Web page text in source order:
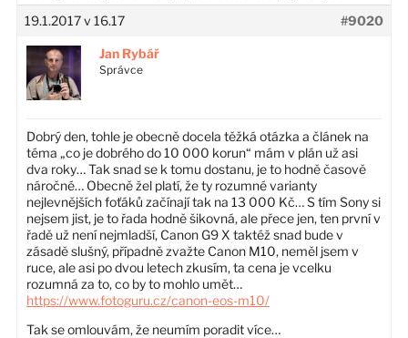
19.1.2017 v 16.17
#9020
Jan Rybář
Správce
Dobrý den, tohle je obecně docela těžká otázka a článek na
téma „co je dobrého do 10 000 korun“ mám v plán už asi
dva roky… Tak snad se k tomu dostanu, je to hodně časově
náročné… Obecně žel platí, že ty rozumné varianty
nejlevnějších foťáků začínají tak na 13 000 Kč… S tím Sony si
nejsem jist, je to řada hodně šikovná, ale přece jen, ten první v
řadě už není nejmladší, Canon G9 X taktéž snad bude v
zásadě slušný, případně zvažte Canon M10, neměl jsem v
ruce, ale asi po dvou letech zkusím, ta cena je vcelku
rozumná za to, co by to mohlo umět…
https://www.fotoguru.cz/canon-eos-m10/
Tak se omlouvám, že neumím poradit více…